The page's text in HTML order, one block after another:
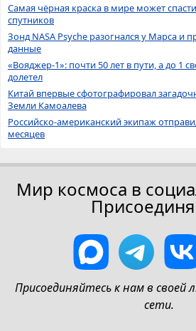
Самая чёрная краска в мире может
спутников
Зонд NASA Psyche разогнался у Марса и
данные
«Вояджер-1»: почти 50 лет в пути, а до 1
долетел
Китай впервые сфотографировал
Земли Камоалева
Российско-американский экипаж
месяцев
Мир космоса в
Присоединяйтесь к нам в своей
сети.